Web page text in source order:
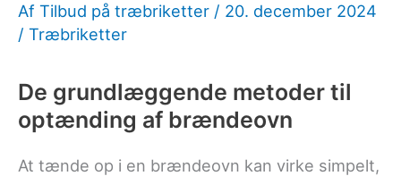
Af Tilbud på træbriketter / 20. december 2024
/ Træbriketter
De grundlæggende metoder til
optænding af brændeovn
At tænde op i en brændeovn kan virke simpelt,